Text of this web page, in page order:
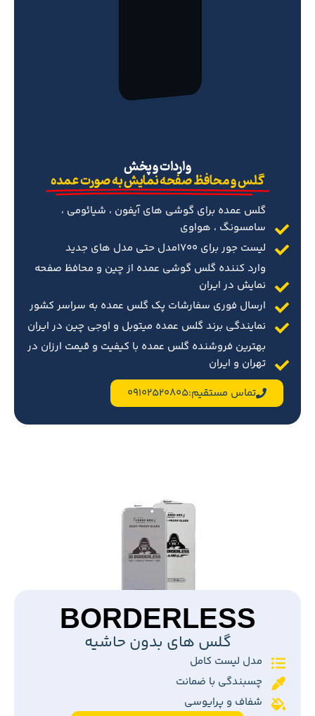
‌واردات و پخش
گلس و محافظ صفحه نمایش به صورت عمده
گلس عمده برای گوشی های آیفون ، شیائومی ،
سامسونگ ، هواوی
لیست جور برای 1700مدل حتی مدل های جدید
وارد کننده گلس گوشی عمده از چین و محافظ صفحه
نمایش در ایران
ارسال فوری سفارشات پک گلس عمده به سراسر کشور
نمایندگی برند گلس عمده میتوبل و اوجی چین در ایران
بهترین فروشنده گلس عمده با کیفیت و قیمت ارزان در
تهران و ایران
تماس مستقیم:09102520805
BORDERLESS
گلس های بدون حاشیه
مدل لیست کامل
چسبندگی با ضمانت
شفاف و پرایوسی